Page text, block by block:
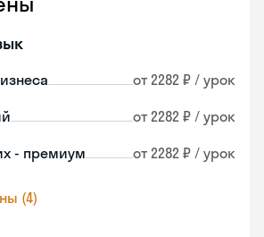
от 2282 ₽ / урок
от 2282 ₽ / урок
- премиум от 2282 ₽ / урок
(4)